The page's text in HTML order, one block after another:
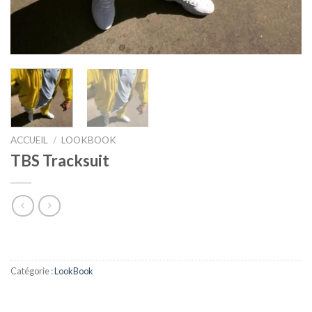
ACCUEIL / LOOKBOOK
TBS Tracksuit
Catégorie :LookBook